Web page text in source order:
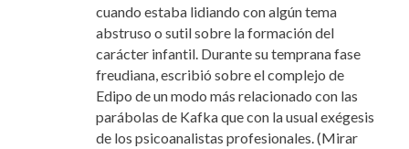
cuando estaba lidiando con algún tema
abstruso o sutil sobre la formación del
carácter infantil. Durante su temprana fase
freudiana, escribió sobre el complejo de
Edipo de un modo más relacionado con las
parábolas de Kafka que con la usual exégesis
de los psicoanalistas profesionales. (Mirar